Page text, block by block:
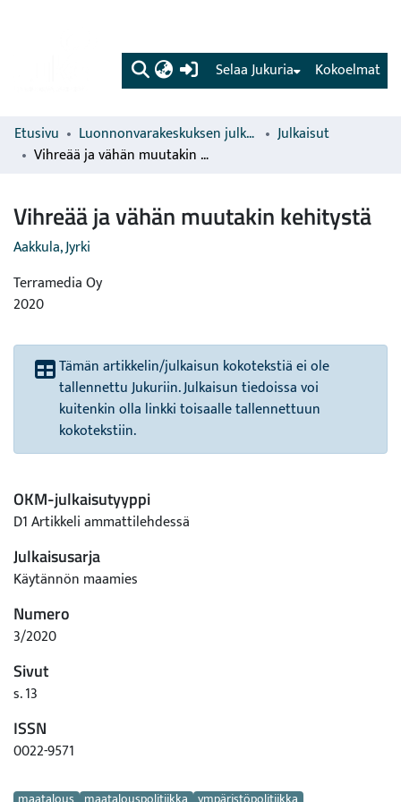
(current) Kokoelmat
Selaa Jukuria
Etusivu Luonnonvarakeskuksen julkaisut
Julkaisut
Vihreää ja vähän muutakin kehitystä
Vihreää ja vähän muutakin kehitystä
Aakkula, Jyrki
Terramedia Oy
2020
Tämän artikkelin/julkaisun kokotekstiä ei ole
tallennettu Jukuriin. Julkaisun tiedoissa voi
kuitenkin olla linkki toisaalle tallennettuun
kokotekstiin.
OKM-julkaisutyyppi
D1 Artikkeli ammattilehdessä
Julkaisusarja
Käytännön maamies
Numero
3/2020
Sivut
s. 13
ISSN
0022-9571
Avainsanat